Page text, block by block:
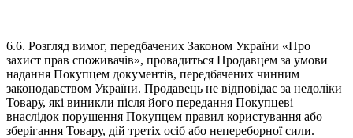
6.6. Розгляд вимог, передбачених Законом України «Про
захист прав споживачів», провадиться Продавцем за умови
надання Покупцем документів, передбачених чинним
законодавством України. Продавець не відповідає за недоліки
Товару, які виникли після його передання Покупцеві
внаслідок порушення Покупцем правил користування або
зберігання Товару, дій третіх осіб або непереборної сили.